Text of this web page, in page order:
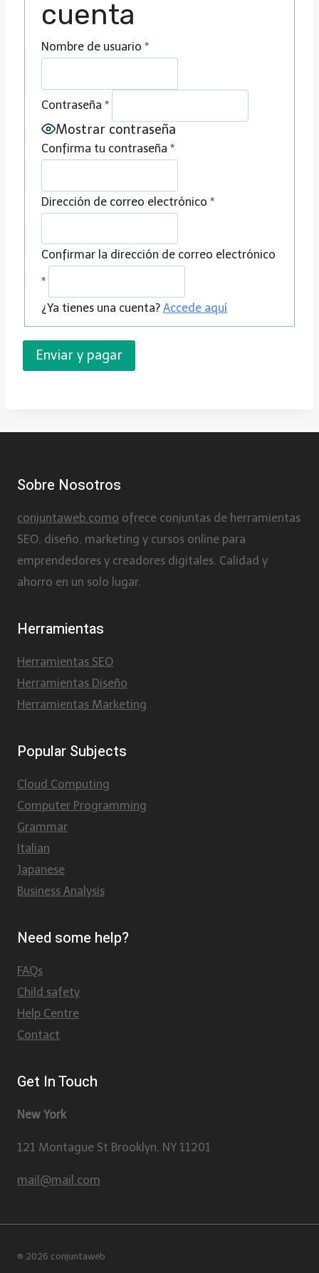
cuenta
Nombre de usuario *
Contraseña *
Mostrar contraseña
Confirma tu contraseña *
Dirección de correo electrónico *
Confirmar la dirección de correo electrónico
*
¿Ya tienes una cuenta? Accede aquí
Sobre Nosotros
conjuntaweb.como ofrece conjuntas de herramientas
SEO, diseño, marketing y cursos online para
emprendedores y creadores digitales. Calidad y
ahorro en un solo lugar.
Herramientas
Herramientas SEO
Herramientas Diseño
Herramientas Marketing
Popular Subjects
Cloud Computing
Computer Programming
Grammar
Italian
Japanese
Business Analysis
Need some help?
FAQs
Child safety
Help Centre
Contact
Get In Touch
New York
121 Montague St Brooklyn, NY 11201
mail@mail.com
© 2026 conjuntaweb